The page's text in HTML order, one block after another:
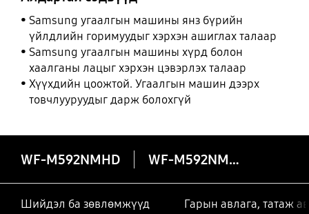
Samsung угаалгын машины янз бүрийн
үйлдлийн горимуудыг хэрхэн ашиглах талаар
Samsung угаалгын машины хүрд болон
хаалганы лацыг хэрхэн цэвэрлэх талаар
Хүүхдийн цоожтой. Угаалгын машин дээрх
товчлууруудыг дарж болохгүй
WF-M592NMHD WF-M592NMHD
Шийдэл ба зөвлөмжүүд Гарын авлага, татаж